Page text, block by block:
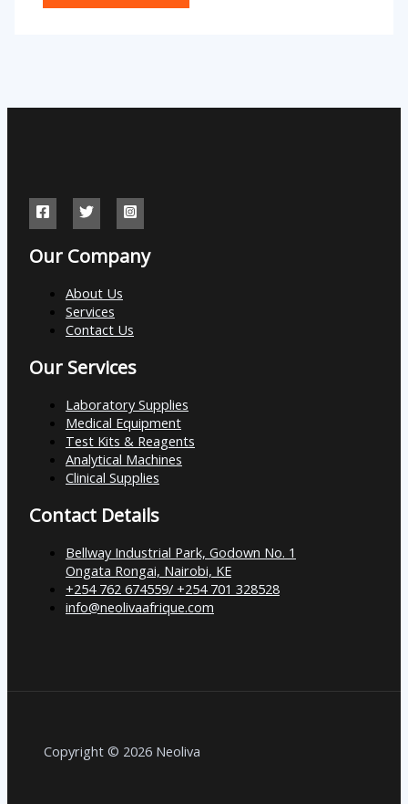
Our Company
About Us
Services
Contact Us
Our Services
Laboratory Supplies
Medical Equipment
Test Kits & Reagents
Analytical Machines
Clinical Supplies
Contact Details
Bellway Industrial Park, Godown No. 1
Ongata Rongai, Nairobi, KE
+254 762 674559/ +254 701 328528
info@neolivaafrique.com
Copyright © 2026 Neoliva